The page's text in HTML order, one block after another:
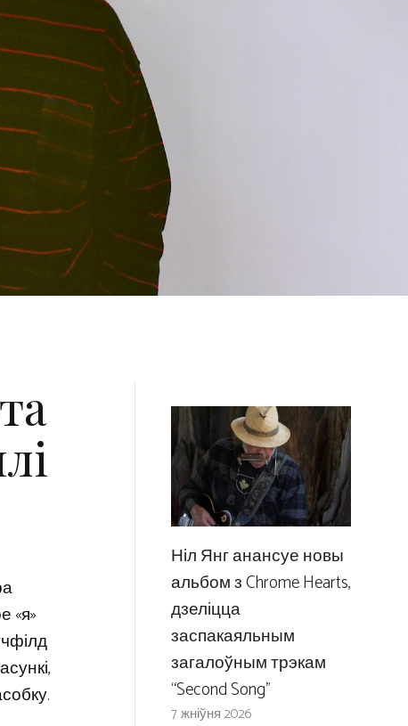
«я»
Ніл Янг анансуе новы
альбом з Chrome Hearts,
дзеліцца
заспакаяльным
загалоўным трэкам
“Second Song”
7 жніўня 2026